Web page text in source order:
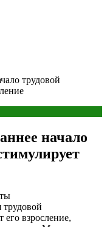
трудовой
начало
трудовой
его взросление,